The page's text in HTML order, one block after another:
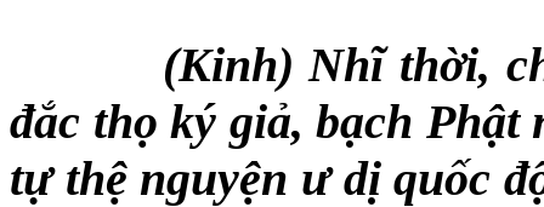
(Kinh) Nhĩ thời,
đắc thọ ký giả, bạch
tự thệ nguyện ư dị quốc